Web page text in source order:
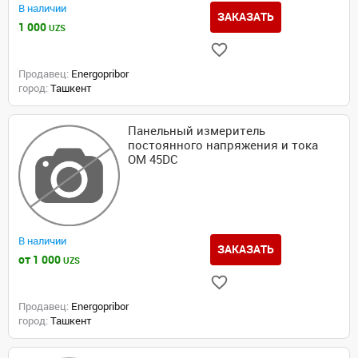
В наличии
1 000 UZS
ЗАКАЗАТЬ
Продавец: Energopribor
город: Ташкент
Панельный измеритель
постоянного напряжения и тока
OM 45DC
В наличии
от 1 000 UZS
ЗАКАЗАТЬ
Продавец: Energopribor
город: Ташкент